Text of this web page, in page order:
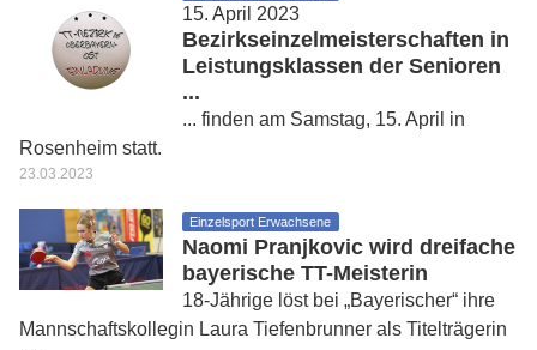
15. April 2023
Bezirkseinzelmeisterschaften in
Leistungsklassen der Senioren
...
... finden am Samstag, 15. April in
Rosenheim statt.
23.03.2023
Einzelsport Erwachsene
Naomi Pranjkovic wird dreifache
bayerische TT-Meisterin
18-Jährige löst bei „Bayerischer“ ihre
Mannschaftskollegin Laura Tiefenbrunner als Titelträgerin